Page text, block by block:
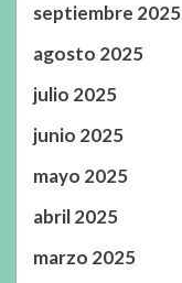
septiembre 2025
agosto 2025
julio 2025
junio 2025
mayo 2025
abril 2025
marzo 2025